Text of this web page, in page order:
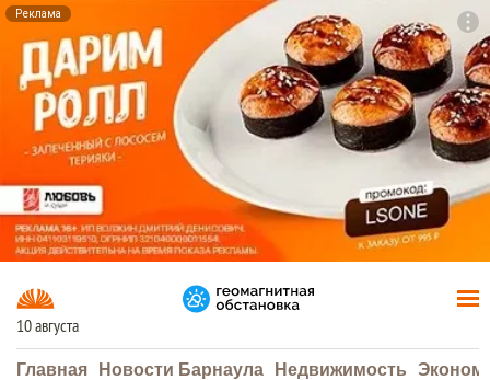
Реклама
10 августа
Главная Новости Барнаула Недвижимость